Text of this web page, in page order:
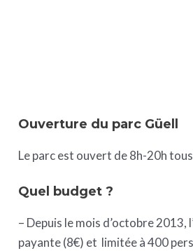
Ouverture du parc Güell
Le parc est ouvert de 8h-20h
Quel budget ?
– Depuis le mois d’octobre 2013,
payante (8€) et limitée à 400